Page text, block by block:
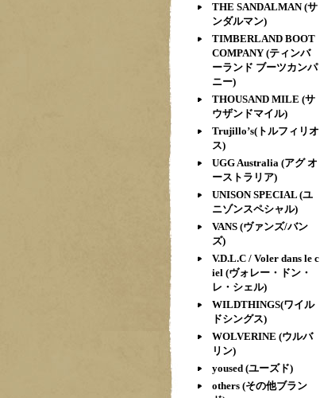
THE SANDALMAN (サ
ンダルマン)
TIMBERLAND BOOT
COMPANY (ティンバ
ーランド ブーツカンパ
ニー)
THOUSAND MILE (サ
ウザンドマイル)
Trujillo’s(トルフィリオ
ス)
UGG Australia (アグ オ
ーストラリア)
UNISON SPECIAL (ユ
ニゾンスペシャル)
VANS (ヴァンズ/バン
ズ)
V.D.L.C / Voler dans le c
iel (ヴォレー・ドン・
レ・シェル)
WILDTHINGS(ワイル
ドシングス)
WOLVERINE (ウルバ
リン)
yoused (ユーズド)
others (その他ブラン